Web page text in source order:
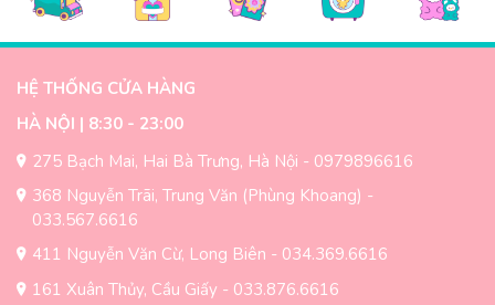
HỆ THỐNG CỬA HÀNG
HÀ NỘI | 8:30 - 23:00
275 Bạch Mai, Hai Bà Trưng, Hà Nội - 0979896616
368 Nguyễn Trãi, Trung Văn (Phùng Khoang) -
033.567.6616
411 Nguyễn Văn Cừ, Long Biên - 034.369.6616
161 Xuân Thủy, Cầu Giấy - 033.876.6616